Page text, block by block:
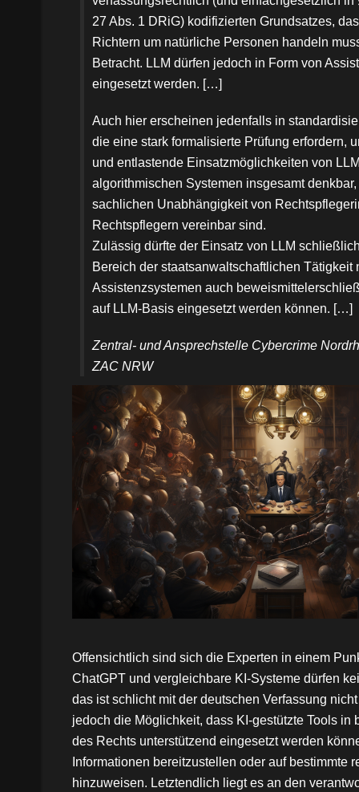
27 Abs. 1 DRiG) kodifizierten Grundsatzes,
Richtern um natürliche Personen handeln
Betracht. LLM dürfen jedoch in Form von
eingesetzt werden. […]
Auch hier erscheinen jedenfalls in
die eine stark formalisierte Prüfung erfordern,
und entlastende Einsatzmöglichkeiten von
algorithmischen Systemen insgesamt
sachlichen Unabhängigkeit von
Rechtspflegern vereinbar sind.
Zulässig dürfte der Einsatz von LLM
Bereich der staatsanwaltschaftlichen Tätigkeit
Assistenzsystemen auch
auf LLM-Basis eingesetzt werden können. […]
Zentral- und Ansprechstelle Cybercrime
ZAC NRW
Offensichtlich sind sich die Experten in einem
ChatGPT und vergleichbare KI-Systeme dürfen
das ist schlicht mit der deutschen Verfassung
jedoch die Möglichkeit, dass KI-gestützte Tools in
des Rechts unterstützend eingesetzt werden
Informationen bereitzustellen oder auf bestimmte
hinzuweisen. Letztendlich liegt es an den